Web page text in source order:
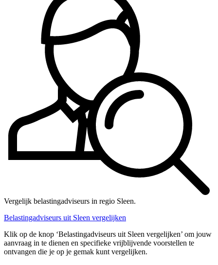
Vergelijk belastingadviseurs in regio Sleen.
Belastingadviseurs uit Sleen vergelijken
Klik op de knop ‘Belastingadviseurs uit Sleen vergelijken’ om jouw
aanvraag in te dienen en specifieke vrijblijvende voorstellen te
ontvangen die je op je gemak kunt vergelijken.